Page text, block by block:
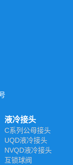
液冷接头
C系列公母接头
UQD液冷接头
NVQD液冷接头
互锁球阀